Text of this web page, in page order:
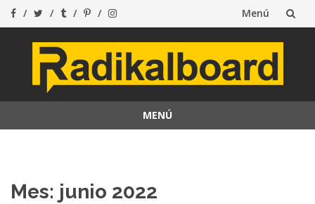
Menú
Saltar
contenido
MENÚ
Mes: junio 2022